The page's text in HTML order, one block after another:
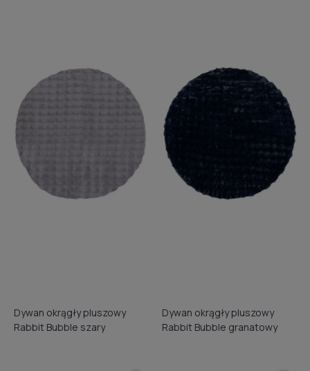
Dywan okrągły pluszowy
Rabbit Bubble szary
Dywan okrągły pluszowy
Rabbit Bubble granatowy